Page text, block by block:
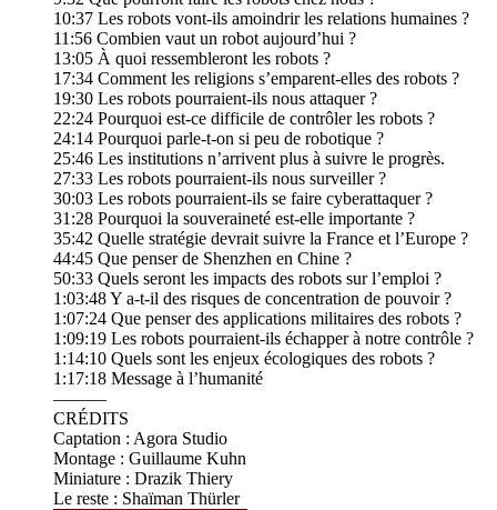
10:37 Les robots vont-ils amoindrir les relations humaines ?
11:56 Combien vaut un robot aujourd’hui ?
13:05 À quoi ressembleront les robots ?
17:34 Comment les religions s’emparent-elles des robots ?
19:30 Les robots pourraient-ils nous attaquer ?
22:24 Pourquoi est-ce difficile de contrôler les robots ?
24:14 Pourquoi parle-t-on si peu de robotique ?
25:46 Les institutions n’arrivent plus à suivre le progrès.
27:33 Les robots pourraient-ils nous surveiller ?
30:03 Les robots pourraient-ils se faire cyberattaquer ?
31:28 Pourquoi la souveraineté est-elle importante ?
35:42 Quelle stratégie devrait suivre la France et l’Europe ?
44:45 Que penser de Shenzhen en Chine ?
50:33 Quels seront les impacts des robots sur l’emploi ?
1:03:48 Y a-t-il des risques de concentration de pouvoir ?
1:07:24 Que penser des applications militaires des robots ?
1:09:19 Les robots pourraient-ils échapper à notre contrôle ?
1:14:10 Quels sont les enjeux écologiques des robots ?
1:17:18 Message à l’humanité
———
CRÉDITS
Captation : Agora Studio
Montage : Guillaume Kuhn
Miniature : Drazik Thiery
Le reste : Shaïman Thürler